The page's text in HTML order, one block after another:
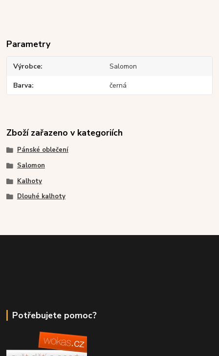
Parametry
Výrobce Salomon
Barva černá
Zboží zařazeno v kategoriích
Pánské oblečení
Salomon
Kalhoty
Dlouhé kalhoty
Potřebujete pomoc?